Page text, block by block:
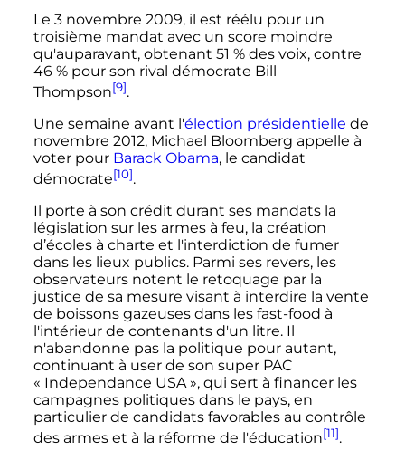
Le 3 novembre 2009, il est réélu pour un
troisième mandat avec un score moindre
qu'auparavant, obtenant 51 % des voix, contre
46 % pour son rival démocrate Bill
Thompson[9].
Une semaine avant l'élection présidentielle de
novembre 2012, Michael Bloomberg appelle à
voter pour Barack Obama, le candidat
démocrate[10].
Il porte à son crédit durant ses mandats la
législation sur les armes à feu, la création
d’écoles à charte et l'interdiction de fumer
dans les lieux publics. Parmi ses revers, les
observateurs notent le retoquage par la
justice de sa mesure visant à interdire la vente
de boissons gazeuses dans les fast-food à
l'intérieur de contenants d'un litre. Il
n'abandonne pas la politique pour autant,
continuant à user de son super PAC
« Independance USA », qui sert à financer les
campagnes politiques dans le pays, en
particulier de candidats favorables au contrôle
des armes et à la réforme de l'éducation[11].